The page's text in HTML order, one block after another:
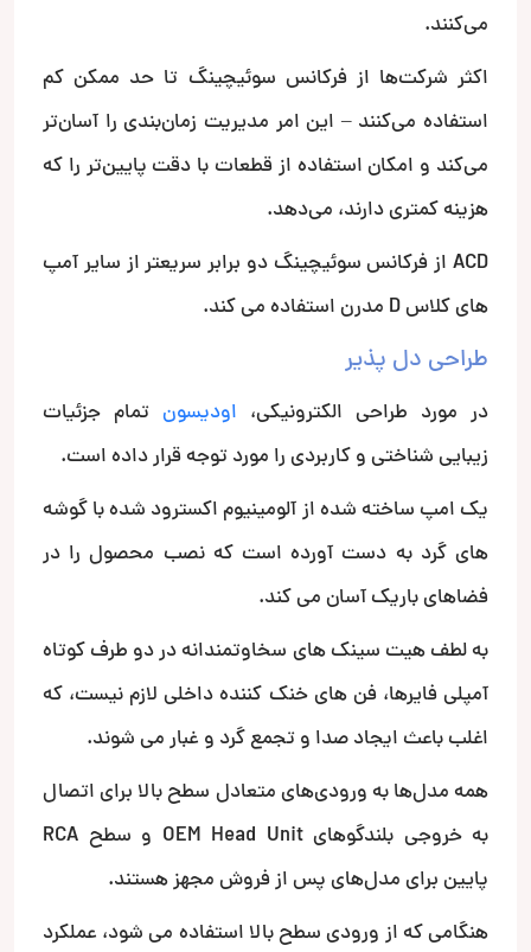
می‌کنند.
اکثر شرکت‌ها از فرکانس سوئیچینگ تا حد ممکن کم
استفاده می‌کنند – این امر مدیریت زمان‌بندی را آسان‌تر
می‌کند و امکان استفاده از قطعات با دقت پایین‌تر را که
هزینه کمتری دارند، می‌دهد.
ACD از فرکانس سوئیچینگ دو برابر سریعتر از سایر آمپ
های کلاس D مدرن استفاده می کند.
طراحی دل پذیر
در مورد طراحی الکترونیکی، اودیسون تمام جزئیات
زیبایی شناختی و کاربردی را مورد توجه قرار داده است.
یک امپ ساخته شده از آلومینیوم اکسترود شده با گوشه
های گرد به دست آورده است که نصب محصول را در
فضاهای باریک آسان می کند.
به لطف هیت سینک های سخاوتمندانه در دو طرف کوتاه
آمپلی فایرها، فن های خنک کننده داخلی لازم نیست، که
اغلب باعث ایجاد صدا و تجمع گرد و غبار می شوند.
همه مدل‌ها به ورودی‌های متعادل سطح بالا برای اتصال
به خروجی بلندگوهای OEM Head Unit و سطح RCA
پایین برای مدل‌های پس از فروش مجهز هستند.
هنگامی که از ورودی سطح بالا استفاده می شود، عملکرد